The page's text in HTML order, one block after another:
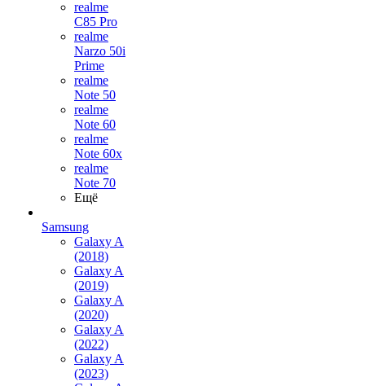
realme
C85 Pro
realme
Narzo 50i
Prime
realme
Note 50
realme
Note 60
realme
Note 60x
realme
Note 70
Ещё
Samsung
Galaxy A
(2018)
Galaxy A
(2019)
Galaxy A
(2020)
Galaxy A
(2022)
Galaxy A
(2023)